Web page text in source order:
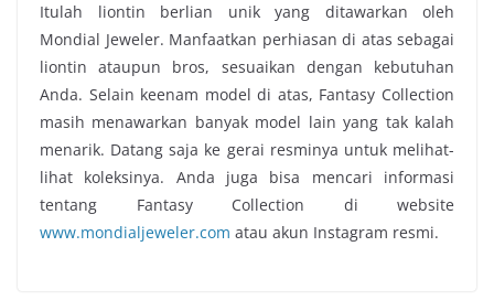
Itulah liontin berlian unik yang ditawarkan oleh
Mondial Jeweler. Manfaatkan perhiasan di atas sebagai
liontin ataupun bros, sesuaikan dengan kebutuhan
Anda. Selain keenam model di atas, Fantasy Collection
masih menawarkan banyak model lain yang tak kalah
menarik. Datang saja ke gerai resminya untuk melihat-
lihat koleksinya. Anda juga bisa mencari informasi
tentang Fantasy Collection di website
www.mondialjeweler.com atau akun Instagram resmi.